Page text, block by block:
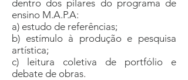
dentro dos pilares do programa de
ensino M.A.P.A:
a) estudo de referências;
b) estímulo à produção e pesquisa
artística;
c) leitura coletiva de portfólio e
debate de obras.